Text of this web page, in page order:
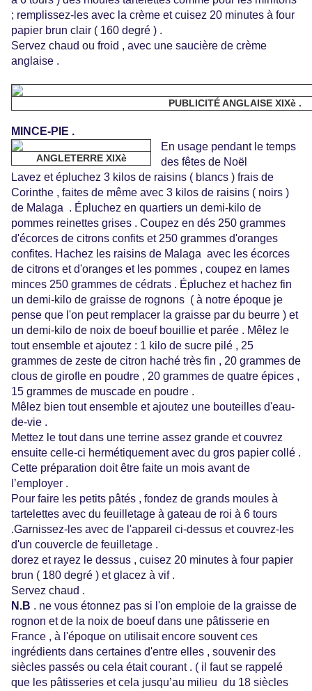
; remplissez-les avec la crème et cuisez 20 minutes à four
papier brun clair ( 160 degré ) .
Servez chaud ou froid , avec une saucière de crème
anglaise .
PUBLICITÉ ANGLAISE XIXè .
MINCE-PIE .
ANGLETERRE XIXè
En usage pendant le temps
des fêtes de Noël
Lavez et épluchez 3 kilos de raisins ( blancs ) frais de
Corinthe , faites de même avec 3 kilos de raisins ( noirs )
de Malaga . Épluchez en quartiers un demi-kilo de
pommes reinettes grises . Coupez en dés 250 grammes
d'écorces de citrons confits et 250 grammes d'oranges
confites. Hachez les raisins de Malaga avec les écorces
de citrons et d'oranges et les pommes , coupez en lames
minces 250 grammes de cédrats . Épluchez et hachez fin
un demi-kilo de graisse de rognons ( à notre époque je
pense que l'on peut remplacer la graisse par du beurre ) et
un demi-kilo de noix de boeuf bouillie et parée . Mêlez le
tout ensemble et ajoutez : 1 kilo de sucre pilé , 25
grammes de zeste de citron haché très fin , 20 grammes de
clous de girofle en poudre , 20 grammes de quatre épices ,
15 grammes de muscade en poudre .
Mêlez bien tout ensemble et ajoutez une bouteilles d'eau-
de-vie .
Mettez le tout dans une terrine assez grande et couvrez
ensuite celle-ci hermétiquement avec du gros papier collé .
Cette préparation doit être faite un mois avant de
l’employer .
Pour faire les petits pâtés , fondez de grands moules à
tartelettes avec du feuilletage à gateau de roi à 6 tours
.Garnissez-les avec de l'appareil ci-dessus et couvrez-les
d'un couvercle de feuilletage .
dorez et rayez le dessus , cuisez 20 minutes à four papier
brun ( 180 degré ) et glacez à vif .
Servez chaud .
N.B . ne vous étonnez pas si l'on emploie de la graisse de
rognon et de la noix de boeuf dans une pâtisserie en
France , à l'époque on utilisait encore souvent ces
ingrédients dans certaines d'entre elles , souvenir des
siècles passés ou cela était courant . ( il faut se rappelé
que les pâtisseries et cela jusqu’au milieu du 18 siècles